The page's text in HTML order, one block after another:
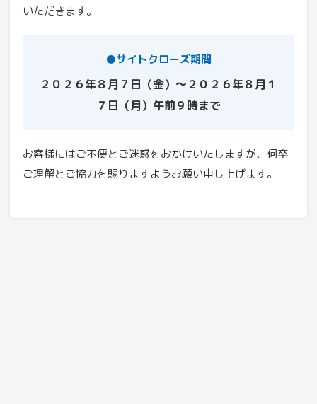
いただきます。
●サイトクローズ期間
２０２６年８月７日（金）～２０２６年８月１
７日（月）午前９時まで
お客様にはご不便とご迷惑をおかけいたしますが、何卒
ご理解とご協力を賜りますようお願い申し上げます。